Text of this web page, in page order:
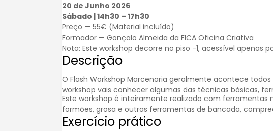
20 de Junho 2026
Sábado | 14h30 – 17h30
Preço — 55€ (Material incluído)
Formador — Gonçalo Almeida da FICA Oficina Criativa
Nota: Este workshop decorre no piso -1, acessível apenas
Descrição
O Flash Workshop Marcenaria geralmente acontece
workshop vais conhecer algumas das técnicas básicas,
Este workshop é inteiramente realizado com
formões, grosa e outras ferramentas de bancada,
Exercício prático